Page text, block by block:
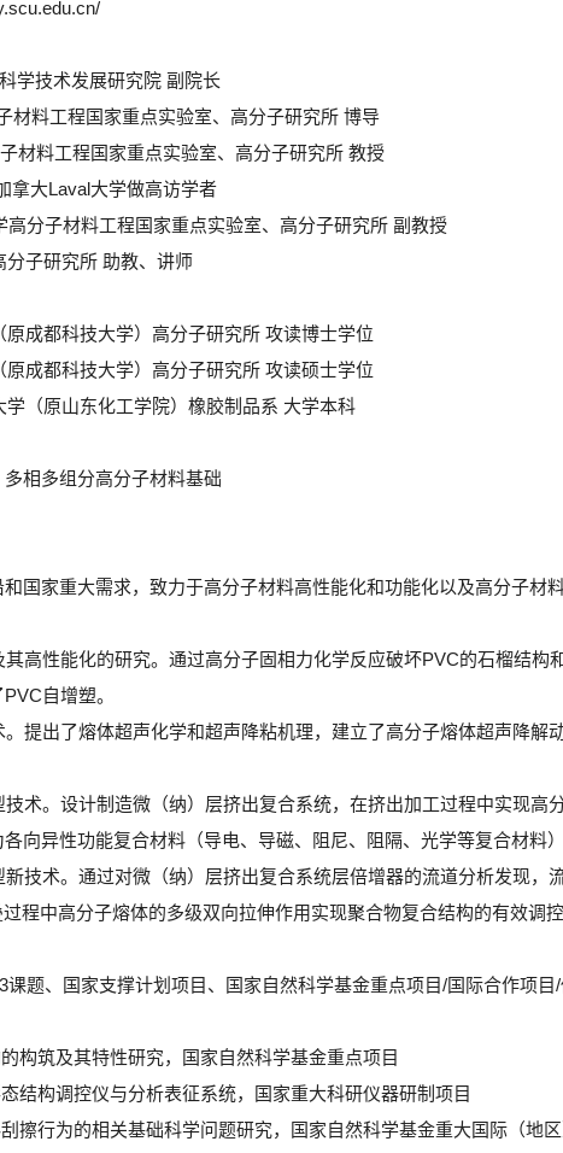
学技术发展研究院 副院长
材料工程国家重点实验室、高分子研究所 博导
材料工程国家重点实验室、高分子研究所 教授
拿大Laval大学做高访学者
分子材料工程国家重点实验室、高分子研究所 副教授
子研究所 助教、讲师
成都科技大学）高分子研究所 攻读博士学位
成都科技大学）高分子研究所 攻读硕士学位
（原山东化工学院）橡胶制品系 大学本科
相多组分高分子材料基础
国家重大需求，致力于高分子材料高性能化和功能化以及高分子
高性能化的研究。通过高分子固相力化学反应破坏PVC的石榴结
自增塑。
提出了熔体超声化学和超声降粘机理，建立了高分子熔体超声降
术。设计制造微（纳）层挤出复合系统，在挤出加工过程中实现
向异性功能复合材料（导电、导磁、阻尼、阻隔、光学等复合材料
技术。通过对微（纳）层挤出复合系统层倍增器的流道分析发现
程中高分子熔体的多级双向拉伸作用实现聚合物复合结构的有效调
课题、国家支撑计划项目、国家自然科学基金重点项目/国际合作项
构筑及其特性研究，国家自然科学基金重点项目
结构调控仪与分析表征系统，国家重大科研仪器研制项目
擦行为的相关基础科学问题研究，国家自然科学基金重大国际（地